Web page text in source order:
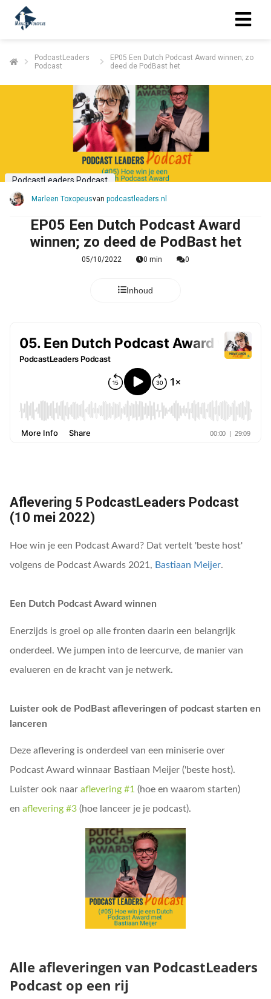
PodcastLeaders
Podcast
EP05 Een Dutch Podcast Award winnen; zo
deed de PodBast het
PodcastLeaders Podcast
Marleen Toxopeusvan podcastleaders.nl
EP05 Een Dutch Podcast Award
winnen; zo deed de PodBast het
05/10/2022 0 min 0
Inhoud
Aflevering 5 PodcastLeaders Podcast
(10 mei 2022)
Hoe win je een Podcast Award? Dat vertelt 'beste host'
volgens de Podcast Awards 2021, Bastiaan Meijer.
Een Dutch Podcast Award winnen
Enerzijds is groei op alle fronten daarin een belangrijk
onderdeel. We jumpen into de leercurve, de manier van
evalueren en de kracht van je netwerk.
Luister ook de PodBast afleveringen of podcast starten en
lanceren
Deze aflevering is onderdeel van een miniserie over
Podcast Award winnaar Bastiaan Meijer ('beste host).
Luister ook naar aflevering #1 (hoe en waarom starten)
en aflevering #3 (hoe lanceer je je podcast).
Alle afleveringen van PodcastLeaders
Podcast op een rij